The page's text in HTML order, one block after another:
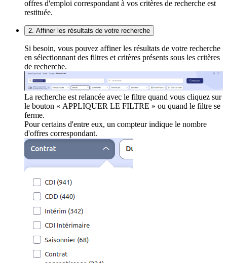
offres d'emploi correspondant à vos critères de recherche est
restituée.
2. Affiner les résultats de votre recherche
Si besoin, vous pouvez affiner les résultats de votre recherche
en sélectionnant des filtres et critères présents sous les critères
de recherche.
La recherche est relancée avec le filtre quand vous cliquez sur
le bouton « APPLIQUER LE FILTRE » ou quand le filtre se
ferme.
Pour certains d'entre eux, un compteur indique le nombre
d'offres correspondant.